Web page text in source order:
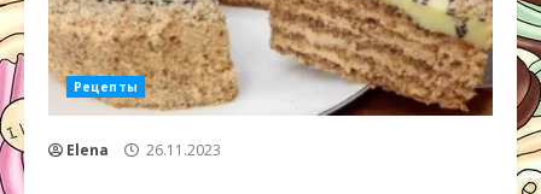
Рецепты
Elena 26.11.2023